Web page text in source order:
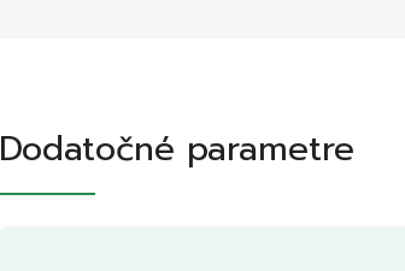
Dodatočné parametre